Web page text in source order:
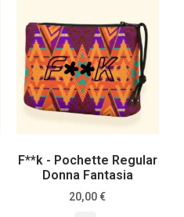
F**k - Pochette Regular
Donna Fantasia
20,00 €